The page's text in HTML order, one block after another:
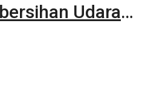
Udara